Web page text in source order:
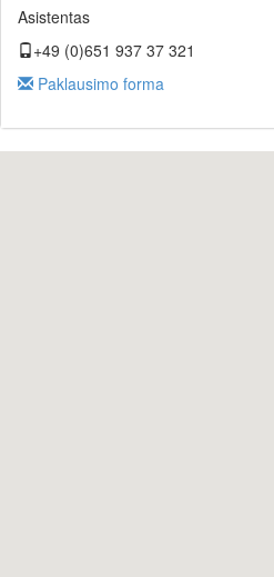
Asistentas
+49 (0)651 937 37 321
Paklausimo forma